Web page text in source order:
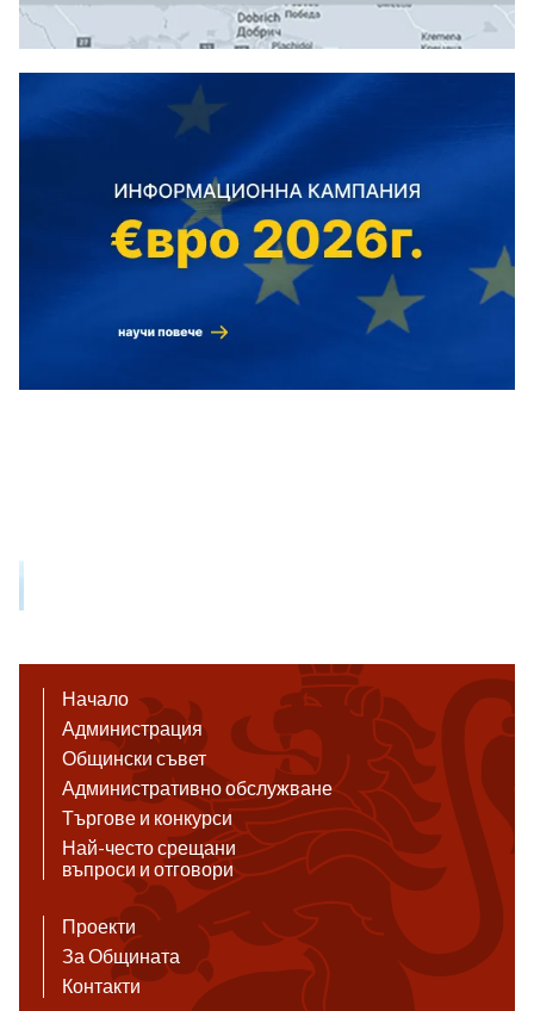
Начало
Администрация
Общински съвет
Административно обслужване
Търгове и конкурси
Най-често срещани
въпроси и отговори
Проекти
За Общината
Контакти